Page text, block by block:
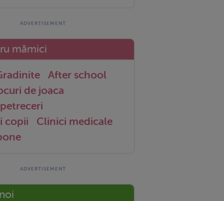
mămici
After school
de joaca
copii
Clinici medicale